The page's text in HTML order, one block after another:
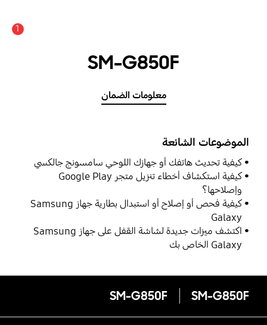
1
SM-G850F
معلومات الضمان
الموضوعات الشائعة
كيفية تحديث هاتفك أو جهازك اللوحي سامسونج جالكسي
كيفية استكشاف أخطاء تنزيل متجر Google Play
وإصلاحها؟
كيفية فحص أو إصلاح أو استبدال بطارية جهاز Samsung
Galaxy
اكتشف ميزات جديدة لشاشة القفل على جهاز Samsung
Galaxy الخاص بك
SM-G850F
SM-G850F